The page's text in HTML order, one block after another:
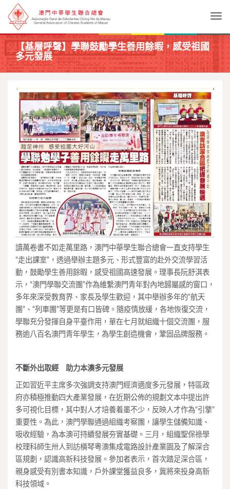
【基層呼聲】學聯鼓勵學生善用餘暇，感受祖國
多元發展
讀萬卷書不如走萬里路，澳門中華學生聯合總會一直支持學生
“走出課室”，透過舉辦主題多元、形式豐富的赴外交流學習活
動，鼓勵學生善用餘暇，感受祖國高速發展。理事長阮舒淇表
示，“澳門學聯交流團”作為維繫澳門青年對內地歸屬感的窗口，
多年來深受教育界、家長及學生歡迎，其中舉辦多年的“航天
團”、“列車團”等更是有口皆碑。隨疫情放緩，各地恢復交流，
學聯充分發揮自身平臺作用，單在七月就組織十個交流團，服
務逾八百名澳門青年學生，為學生創造機會，鞏固品牌服務。
不斷外出取經 助力本澳多元發展
正如習近平主席多次強調支持澳門經濟適度多元發展，特區政
府亦積極推動四大產業發展，在近期公佈的規劃文本中提出許
多可視化目標，其中對人才培養着墨不少，反映人才作為“引擎”
重要性。為此，澳門學聯通過組織考察團，讓學生儲備知識、
吸收經驗，為本澳可持續發展夯實基礎。三月，組織聖保祿學
校理科師生卅人到訪橫琴粵澳集成電路設計產業園及了解深合
區規劃，認識高新科技發展。參加者表示，首次踏足深合區，
親身感受有別書本知識，戶外課堂獲益良多，冀將來投身高新
科技領域。